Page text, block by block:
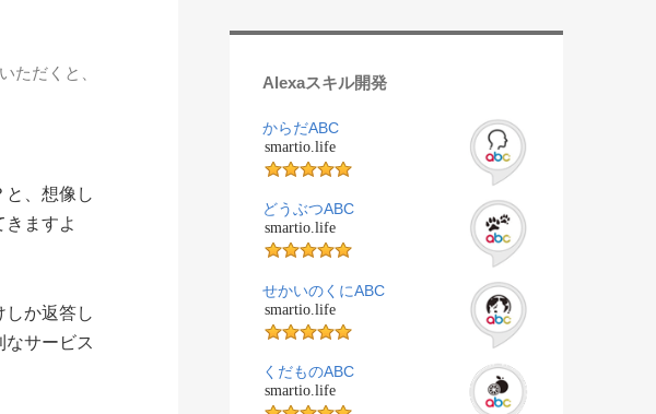
ただくと、
、想像し
ますよ
か返答し
サービス
Alexaスキル開発
からだABC
smartio.life
どうぶつABC
smartio.life
せかいのくにABC
smartio.life
くだものABC
smartio.life